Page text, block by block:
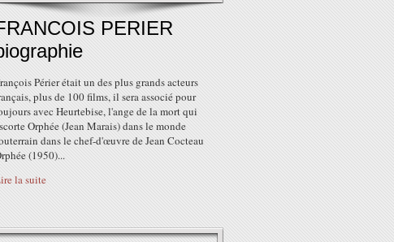
PERIER
Périer était un des plus grands acteurs
plus de 100 films, il sera associé pour
avec Heurtebise, l'ange de la mort qui
Orphée (Jean Marais) dans le monde
dans le chef-d'œuvre de Jean Cocteau
(1950)...
la suite